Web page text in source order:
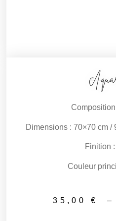
Composition
Dimensions : 70×70 cm /
Finition :
Couleur
35,00 € –